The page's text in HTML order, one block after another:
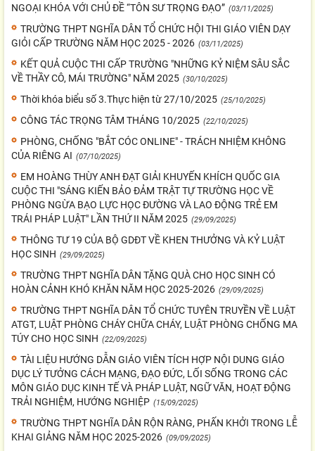
NGOẠI KHÓA VỚI CHỦ ĐỀ “TÔN SƯ TRỌNG ĐẠO” (03/11/2025)
TRƯỜNG THPT NGHĨA DÂN TỔ CHỨC HỘI THI GIÁO VIÊN DẠY
GIỎI CẤP TRƯỜNG NĂM HỌC 2025 - 2026 (03/11/2025)
KẾT QUẢ CUỘC THI CẤP TRƯỜNG "NHỮNG KỶ NIỆM SÂU SẮC
VỀ THẦY CÔ, MÁI TRƯỜNG" NĂM 2025 (30/10/2025)
Thời khóa biểu số 3.Thực hiện từ 27/10/2025 (25/10/2025)
CÔNG TÁC TRỌNG TÂM THÁNG 10/2025 (22/10/2025)
PHÒNG, CHỐNG "BẮT CÓC ONLINE" - TRÁCH NHIỆM KHÔNG
CỦA RIÊNG AI (07/10/2025)
EM HOÀNG THÙY ANH ĐẠT GIẢI KHUYẾN KHÍCH QUỐC GIA
CUỘC THI "SÁNG KIẾN BẢO ĐẢM TRẬT TỰ TRƯỜNG HỌC VỀ
PHÒNG NGỪA BẠO LỰC HỌC ĐƯỜNG VÀ LAO ĐỘNG TRẺ EM
TRÁI PHÁP LUẬT" LẦN THỨ II NĂM 2025 (29/09/2025)
THÔNG TƯ 19 CỦA BỘ GDĐT VỀ KHEN THƯỞNG VÀ KỶ LUẬT
HỌC SINH (29/09/2025)
TRƯỜNG THPT NGHĨA DÂN TẶNG QUÀ CHO HỌC SINH CÓ
HOÀN CẢNH KHÓ KHĂN NĂM HỌC 2025-2026 (29/09/2025)
TRƯỜNG THPT NGHĨA DÂN TỔ CHỨC TUYÊN TRUYỀN VỀ LUẬT
ATGT, LUẬT PHÒNG CHÁY CHỮA CHÁY, LUẬT PHÒNG CHỐNG MA
TÚY CHO HỌC SINH (22/09/2025)
TÀI LIỆU HƯỚNG DẪN GIÁO VIÊN TÍCH HỢP NỘI DUNG GIÁO
DỤC LÝ TƯỞNG CÁCH MẠNG, ĐẠO ĐỨC, LỐI SỐNG TRONG CÁC
MÔN GIÁO DỤC KINH TẾ VÀ PHÁP LUẬT, NGỮ VĂN, HOẠT ĐỘNG
TRẢI NGHIỆM, HƯỚNG NGHIỆP (15/09/2025)
TRƯỜNG THPT NGHĨA DÂN RỘN RÀNG, PHẤN KHỞI TRONG LỄ
KHAI GIẢNG NĂM HỌC 2025-2026 (09/09/2025)